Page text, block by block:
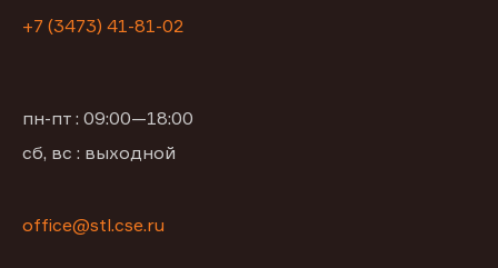
+7 (3473) 41-81-02
пн-пт : 09:00—18:00
сб, вс : выходной
office@stl.cse.ru